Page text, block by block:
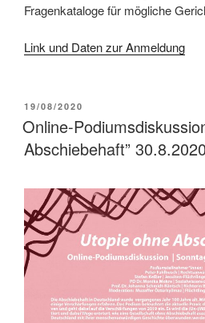
Fragenkataloge für mögliche
Link und Daten zur Anmeldung
19/08/2020
Online-
Abschiebehaft” 30.8.2020